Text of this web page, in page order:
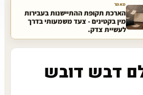
מאמר
הארכת תקופת ההתיישנות בעבירות
מין בקטינים - צעד משמעותי בדרך
לעשיית צדק.
דבש דובש